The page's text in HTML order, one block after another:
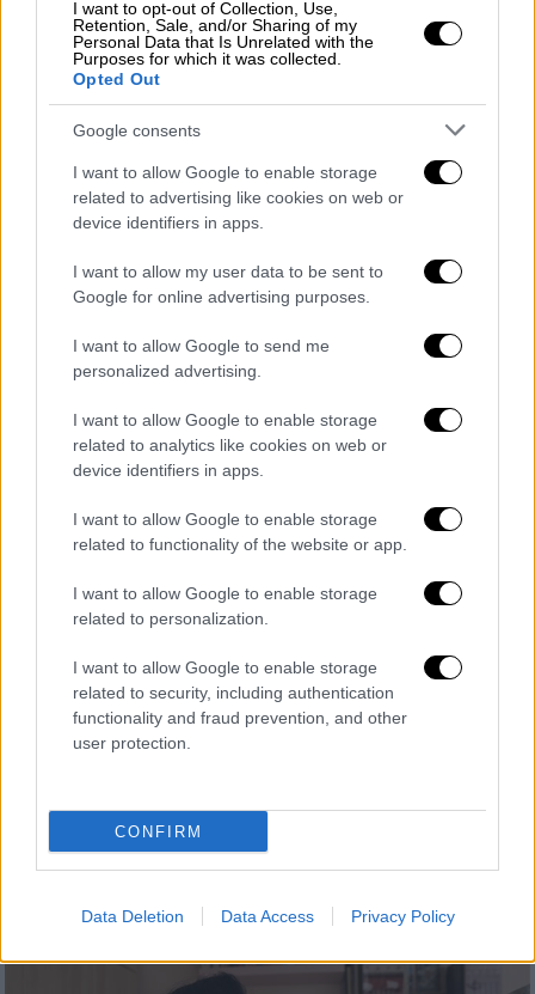
I want to opt-out of Collection, Use,
Retention, Sale, and/or Sharing of my
Personal Data that Is Unrelated with the
Purposes for which it was collected.
Opted Out
Google consents
I want to allow Google to enable storage
related to advertising like cookies on web or
device identifiers in apps.
I want to allow my user data to be sent to
Google for online advertising purposes.
I want to allow Google to send me
personalized advertising.
I want to allow Google to enable storage
related to analytics like cookies on web or
device identifiers in apps.
I want to allow Google to enable storage
related to functionality of the website or app.
I want to allow Google to enable storage
related to personalization.
I want to allow Google to enable storage
related to security, including authentication
functionality and fraud prevention, and other
user protection.
CONFIRM
Data Deletion Data Access Privacy Policy
Ελλάδα|01.11.2021 07:30
Self test για μαθητές: Στα φαρμακεία
από σήμερα - Πού θα δηλώνονται τα
αποτελέσματα
Τι αλλάζει από σήμερα στις δηλώσεις των
Ελλάδα|31.10.2021 22:27
Self test μαθητών στο edupass.gov.gr: Τι
αλλάζει από Δευτέρα για δήλωση και
Αλλαγές στη δήλωση self test στα σχολεία
από τη Δευτέρα 1 Νοεμβρίου